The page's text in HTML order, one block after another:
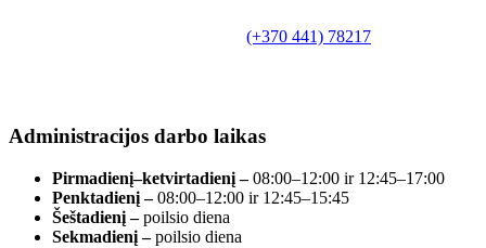
(+370 441) 78217
Administracijos darbo laikas
Pirmadienį–ketvirtadienį –08:00–12:00 ir 12:45–17:00
Penktadienį –08:00–12:00 ir 12:45–15:45
Šeštadienį –poilsio diena
Sekmadienį –poilsio diena